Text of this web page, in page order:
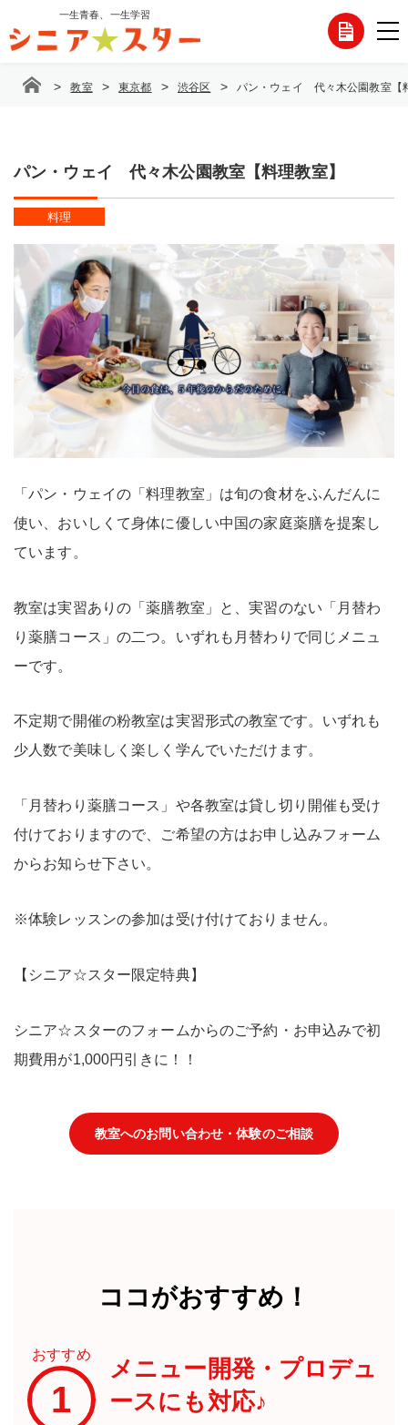
テ
一生青春、一生学習
各
わ
> 教室 > 東京都 > 渋谷区 > パン・ウェイ 代々木公園教室【
パン・ウェイ 代々木公園教室【料理教室】
料理
「パン・ウェイの「料理教室」は旬の食材をふんだんに
使い、おいしくて身体に優しい中国の家庭薬膳を提案し
ています。
教室は実習ありの「薬膳教室」と、実習のない「月替わ
り薬膳コース」の二つ。いずれも月替わりで同じメニュ
ーです。
不定期で開催の粉教室は実習形式の教室です。いずれも
少人数で美味しく楽しく学んでいただけます。
「月替わり薬膳コース」や各教室は貸し切り開催も受け
付けておりますので、ご希望の方はお申し込みフォーム
からお知らせ下さい。
※体験レッスンの参加は受け付けておりません。
【シニア☆スター限定特典】
シニア☆スターのフォームからのご予約・お申込みで初
期費用が1,000円引きに！！
教室へのお問い合わせ・体験のご相談
ココがおすすめ！
おすすめ
1
メニュー開発・プロデュ
ースにも対応♪